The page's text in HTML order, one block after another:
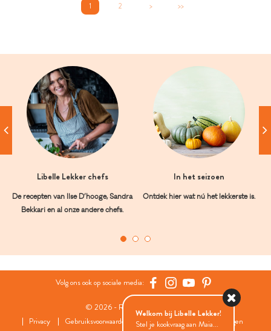
1 2 > >>
Libelle Lekker chefs
De recepten van Ilse D’hooge, Sandra
Bekkari en al onze andere chefs.
In het seizoen
Ontdek hier wat nú het lekkerste is.
Volg ons ook op sociale media:
© 2026 - Roularta Media Group
Privacy
Gebruiksvoorwaarden Cookies Cookies instellingen
Welkom bij Libelle Lekker!
Stel je kookvraag aan Maia...